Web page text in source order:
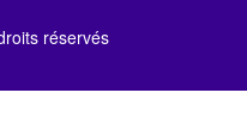
réservés